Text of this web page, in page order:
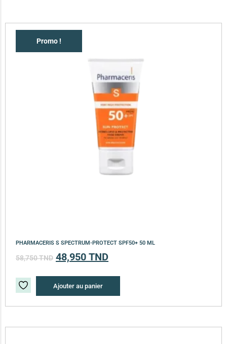
Promo !
PHARMACERIS S SPECTRUM-PROTECT SPF50+ 50 ML
58,750TND 48,950 TND
Ajouter au panier